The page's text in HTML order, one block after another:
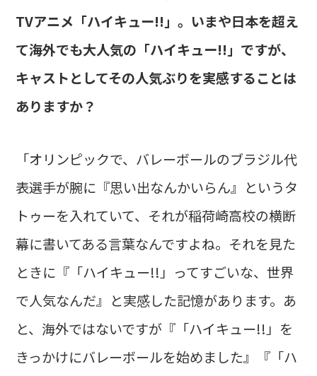
TVアニメ「ハイキュー!!」。いまや日本を超え
て海外でも大人気の「ハイキュー!!」ですが、
キャストとしてその人気ぶりを実感することは
ありますか？
「オリンピックで、バレーボールのブラジル代
表選手が腕に『思い出なんかいらん』というタ
トゥーを入れていて、それが稲荷崎高校の横断
幕に書いてある言葉なんですよね。それを見た
ときに『「ハイキュー!!」ってすごいな、世界
で人気なんだ』と実感した記憶があります。あ
と、海外ではないですが『「ハイキュー!!」を
きっかけにバレーボールを始めました』『「ハ